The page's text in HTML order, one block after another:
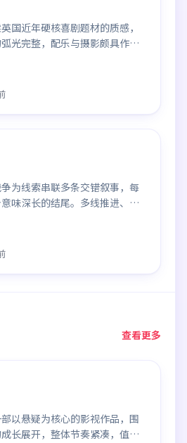
国近年硬核喜剧题材的质感，
光完整，配乐与摄影颇具作者
细看的诚意之作。
争为线索串联多条交错叙事，每
味深长的结尾。多线推进、信
新发现。
查看更多
99:25
以悬疑为核心的影视作品，围
长展开，整体节奏紧凑，值得